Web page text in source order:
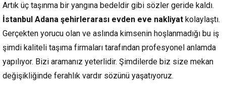
Artık üç taşınma bir yangına bedeldir gibi sözler geride kaldı.
İstanbul Adana şehirlerarası evden eve nakliyat kolaylaştı.
Gerçekten yorucu olan ve aslında kimsenin hoşlanmadığı bu iş
şimdi kaliteli taşıma firmaları tarafından profesyonel anlamda
yapılıyor. Bizi aramanız yeterlidir. Şimdilerde biz size mekan
değişikliğinde ferahlık vardır sözünü yaşatıyoruz.